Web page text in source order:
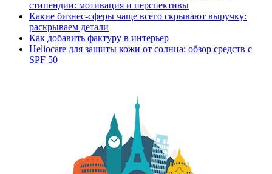
стипендии: мотивация и перспективы
Какие бизнес-сферы чаще всего скрывают выручку:
раскрываем детали
Как добавить фактуру в интерьер
Heliocare для защиты кожи от солнца: обзор средств с
SPF 50